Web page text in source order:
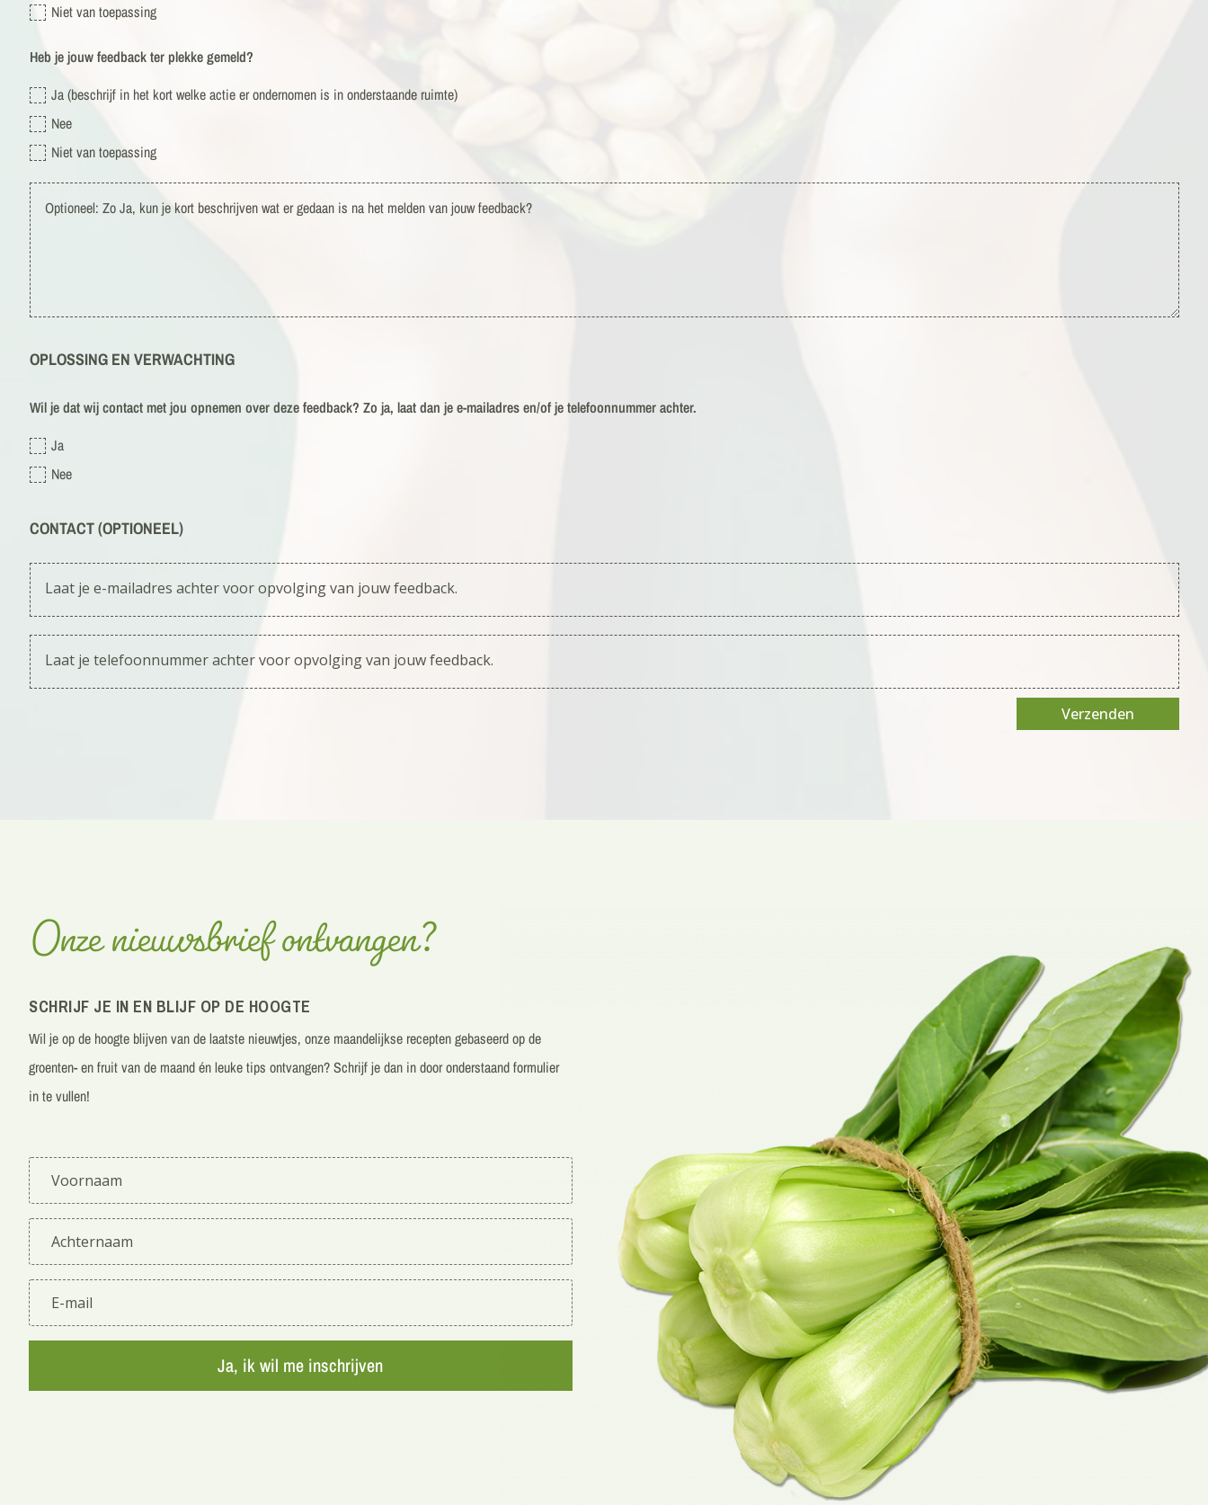
Niet van toepassing
Heb je jouw feedback ter plekke gemeld?
Ja (beschrijf in het kort welke actie er ondernomen is in onderstaande ruimte)
Nee
Niet van toepassing
OPLOSSING EN VERWACHTING
Wil je dat wij contact met jou opnemen over deze feedback? Zo ja, laat dan je e-mailadres en/of je telefoonnummer achter.
Ja
Nee
CONTACT (OPTIONEEL)
Verzenden
Onze nieuwsbrief ontvangen?
SCHRIJF JE IN EN BLIJF OP DE HOOGTE
Wil je op de hoogte blijven van de laatste nieuwtjes, onze maandelijkse recepten gebaseerd op de
groenten- en fruit van de maand én leuke tips ontvangen? Schrijf je dan in door onderstaand formulier
in te vullen!
Ja, ik wil me inschrijven